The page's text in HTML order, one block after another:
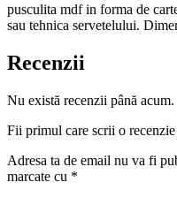
pusculita mdf in forma de
sau tehnica servetelului.
Recenzii
Nu există recenzii până acum.
Fii primul care scrii o
Adresa ta de email nu va fi
marcate cu *